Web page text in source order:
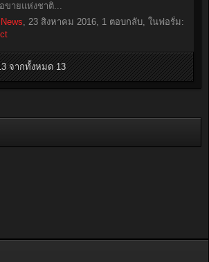
ขายแห่งชาติ...
News, 23 สิงหาคม 2016, 1 ตอบกลับ, ในฟอรั่ม:
จากทั้งหมด 13